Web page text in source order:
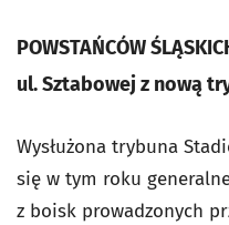
POWSTAŃCÓW
ul. Sztabowej z nową
Wysłużona trybuna
się w tym roku
z boisk prowadzonych